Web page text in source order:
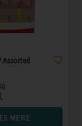
Assorted
MERE